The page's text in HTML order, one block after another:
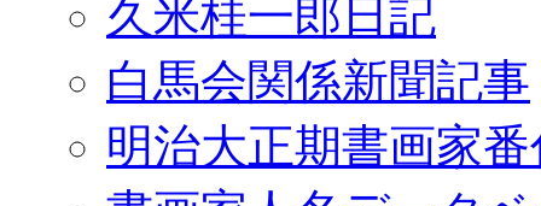
久米桂一郎日記
白馬会関係新聞記事
明治大正期書画家